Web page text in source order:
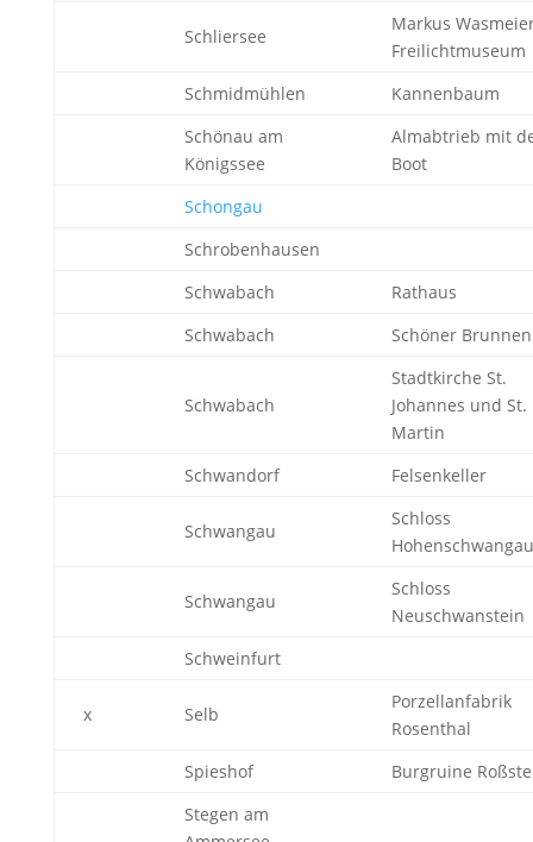
Schliersee
Markus
Freilichtmuseum
Schmidmühlen
Kannenbaum
Schönau am
Königssee
Almabtrieb mit
Boot
Schongau
Schrobenhausen
Schwabach
Rathaus
Schwabach
Schöner Brunnen
Schwabach
Stadtkirche St.
Johannes und St.
Martin
Schwandorf
Felsenkeller
Schwangau
Schloss
Hohenschwangau
Schwangau
Schloss
Neuschwanstein
Schweinfurt
x Selb
Porzellanfabrik
Rosenthal
Spieshof
Burgruine
Stegen am